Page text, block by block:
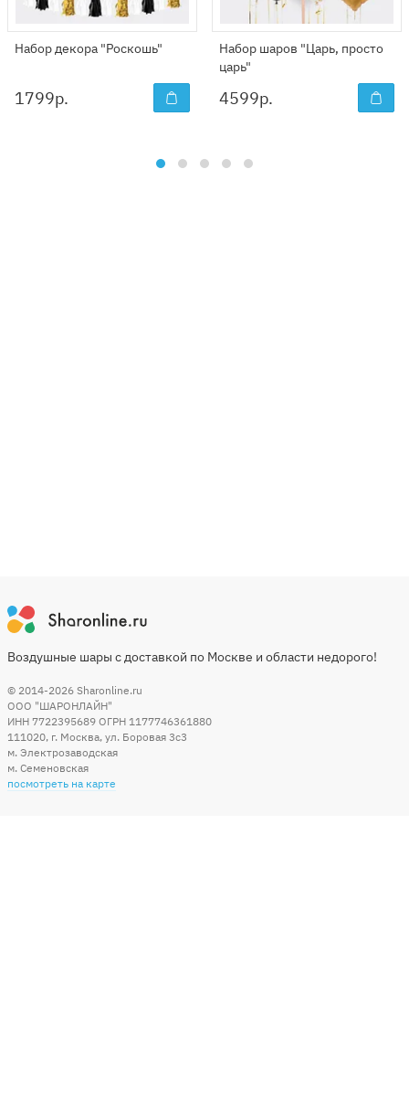
Набор декора "Роскошь"
1799р.
Набор шаров "Царь, просто
царь"
4599р.
Воздушные шары с доставкой по Москве и области недорого!
© 2014-2026 Sharonline.ru
ООО "ШАРОНЛАЙН"
ИНН 7722395689 ОГРН 1177746361880
111020, г. Москва, ул. Боровая 3c3
м. Электрозаводская
м. Семеновская
посмотреть на карте